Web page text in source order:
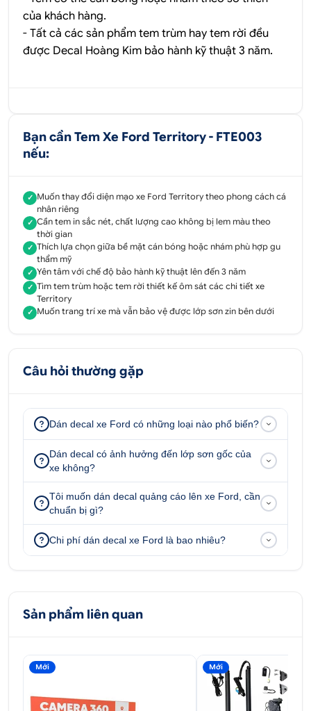
của khách hàng.
- Tất cả các sản phẩm tem trùm hay tem rời đều
được Decal Hoàng Kim bảo hành kỹ thuật 3 năm.
Bạn cần Tem Xe Ford Territory - FTE003
nếu:
✓ Muốn thay đổi diện mạo xe Ford Territory theo phong cách cá
nhân riêng
✓ Cần tem in sắc nét, chất lượng cao không bị lem màu theo
thời gian
✓ Thích lựa chọn giữa bề mặt cán bóng hoặc nhám phù hợp gu
thẩm mỹ
✓ Yên tâm với chế độ bảo hành kỹ thuật lên đến 3 năm
✓ Tìm tem trùm hoặc tem rời thiết kế ôm sát các chi tiết xe
Territory
✓ Muốn trang trí xe mà vẫn bảo vệ được lớp sơn zin bên dưới
Câu hỏi thường gặp
Dán decal xe Ford có những loại nào phổ biến?
Dán decal có ảnh hưởng đến lớp sơn gốc của
xe không?
Tôi muốn dán decal quảng cáo lên xe Ford, cần
chuẩn bị gì?
Chi phí dán decal xe Ford là bao nhiêu?
Sản phẩm liên quan
Mới Mới